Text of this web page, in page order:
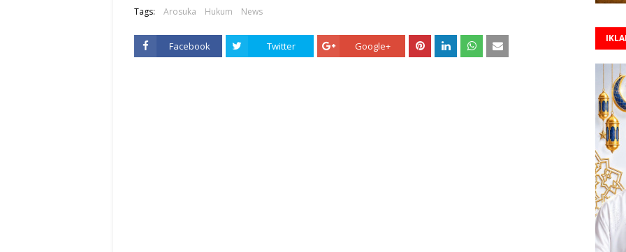
Tags: Arosuka Hukum News
Facebook Twitter Google+